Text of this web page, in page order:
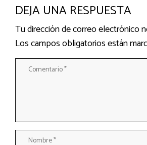
DEJA UNA RESPUESTA
Tu dirección de correo electrónico
Los campos obligatorios están